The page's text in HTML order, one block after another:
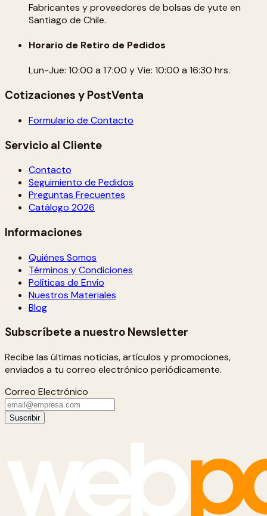
Fabricantes y proveedores de bolsas de yute en
Santiago de Chile.
Horario de Retiro de Pedidos
Lun-Jue: 10:00 a 17:00 y Vie: 10:00 a 16:30 hrs.
Cotizaciones y PostVenta
Formulario de Contacto
Servicio al Cliente
Contacto
Seguimiento de Pedidos
Preguntas Frecuentes
Catálogo 2026
Informaciones
Quiénes Somos
Términos y Condiciones
Políticas de Envío
Nuestros Materiales
Blog
Subscríbete a nuestro Newsletter
Recibe las últimas noticias, artículos y promociones,
enviados a tu correo electrónico periódicamente.
Correo Electrónico
Suscribir